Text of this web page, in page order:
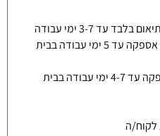
עד 3-7 ימי עבודה
* שליח עד הבית ע"י שליח חברה אספקה עד 5 ימי עבודה בבית
*התקנת מראה / כיור בלבד- אספקה עד 4-7 ימי עבודה בבית